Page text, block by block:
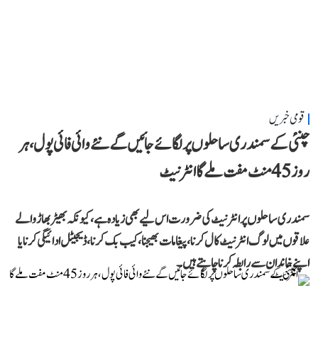
قومی خبریں
چنئی کے سمندری ساحلوں پر لگائے جائیں گے نئے وائی فائی پول، ہر
روز 45 منٹ مفت ملے گا انٹرنیٹ
سمندری ساحلوں پر انٹرنیٹ کی ضرورت اس لیے بھی زیادہ ہے، کیونکہ بھیڑ بھاڑ والے
علاقوں میں لوگ انٹرنیٹ کال کرنا، پیغامات بھیجنا، کیب بک کرنا، ڈیجیٹل ادائیگی کرنا یا
اپنے خاندان سے رابطہ کرنا چاہتے ہیں۔